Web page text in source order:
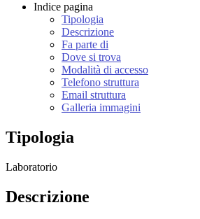
Indice pagina
Tipologia
Descrizione
Fa parte di
Dove si trova
Modalità di accesso
Telefono struttura
Email struttura
Galleria immagini
Tipologia
Laboratorio
Descrizione